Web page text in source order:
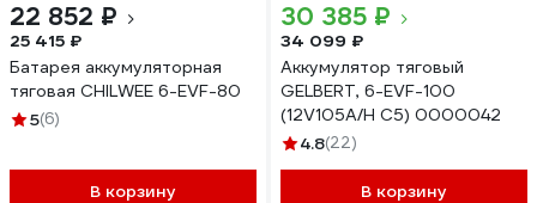
22 852 ₽
25 415 ₽
Батарея аккумуляторная
тяговая CHILWEE 6-EVF-80
5(6)
В корзину
30 385 ₽
34 099 ₽
Аккумулятор тяговый
GELBERT, 6-EVF-100
(12V105A/H C5) 0000042
4.8(22)
В корзину